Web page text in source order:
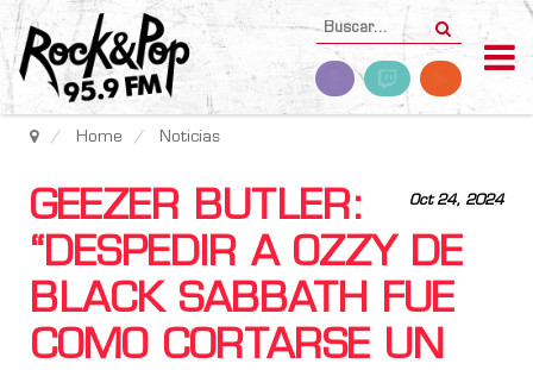
Home Noticias
Oct 24, 2024
GEEZER BUTLER:
“DESPEDIR A OZZY DE
BLACK SABBATH FUE
COMO CORTARSE UN